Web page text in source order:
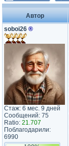
Автор
soboi26 ®
Стаж: 6 мес. 9 дней
Сообщений: 75
Ratio: 21.707
Поблагодарили:
6990